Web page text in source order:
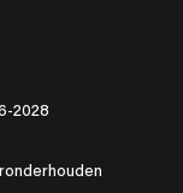
2028